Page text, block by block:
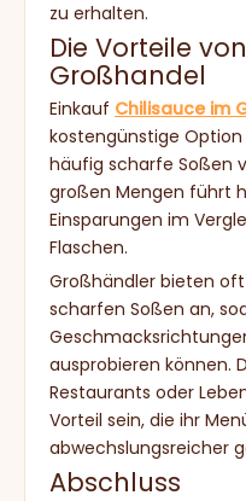
zu erhalten.
Die Vorteile
Großhandel
Einkauf Chilisauce im
kostengünstige
häufig scharfe Soßen
großen Mengen führt
Einsparungen im
Flaschen.
Großhändler bieten
scharfen Soßen an,
ausprobieren können.
Restaurants oder
Vorteil sein, die ihr
abwechslungsreicher
Abschluss